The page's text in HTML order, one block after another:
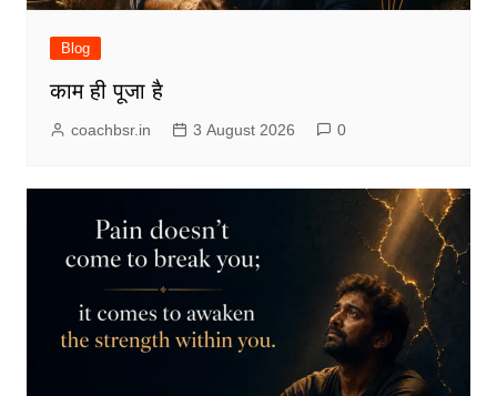
Blog
काम ही पूजा है
coachbsr.in 3 August 2026 0